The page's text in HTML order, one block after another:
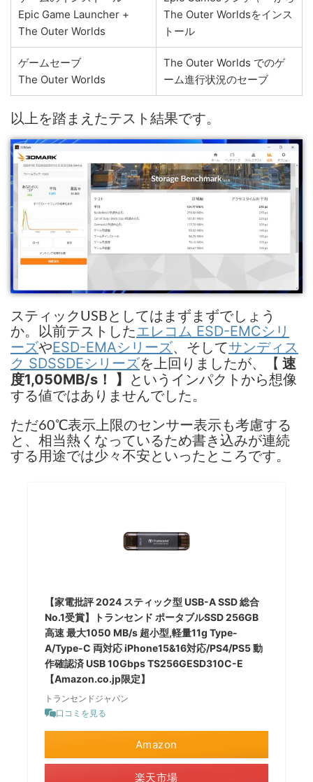
Epic Game Launcher +
The Outer Worlds
The Outer Worldsをインス
トール
ゲームセーブ
The Outer Worlds
The Outer Worlds でのゲ
ーム進行状況のセーブ
以上を踏まえたテスト結果です。
スティックUSBとしてはまずまずでしょう
か。以前テストしたエレコム ESD-EMCシリ
ーズやESD-EMAシリーズ 、そしてサンディス
ク SDSSDEシリーズを上回りましたが、【 速
度1,050MB/s！ 】
というインパクトから想像
する値ではありませんでした。
ただ60℃表示上限のセンサー表示も考慮する
と、相当熱くなっているため書き込みが連続
する用途では少々不安といったところです。
【家電批評 2024 スティック型 USB-A SSD 総合
No.1受賞】トランセンド ポータブルSSD 256GB
高速 最大1050 MB/s 超小型,軽量11g Type-
A/Type-C 両対応 iPhone15&16対応/PS4/PS5 動
作確認済 USB 10Gbps TS256GESD310C-E
【Amazon.co.jp限定】
トランセンドジャパン
口コミを見る
Amazon
楽天市場